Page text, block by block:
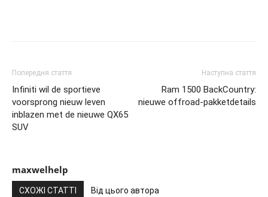
Попередня стаття
Infiniti wil de sportieve
voorsprong nieuw leven
inblazen met de nieuwe QX65
SUV
Наступна стаття
Ram 1500 BackCountry:
nieuwe offroad-pakketdetails
maxwelhelp
СХОЖІ СТАТТІ Від цього автора